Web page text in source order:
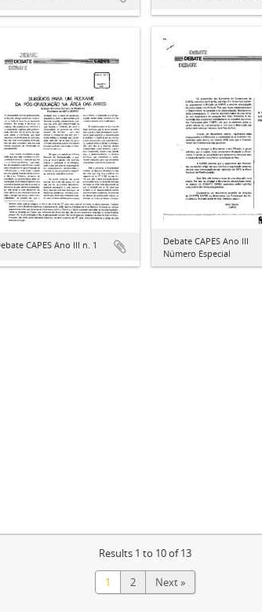
Debate CAPES Ano III
Número Especial
CAPES Ano III n. 1
Results 1 to 10 of 13
1 2 Next »